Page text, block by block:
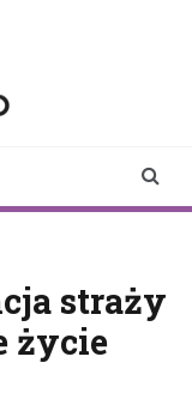
straży
życie